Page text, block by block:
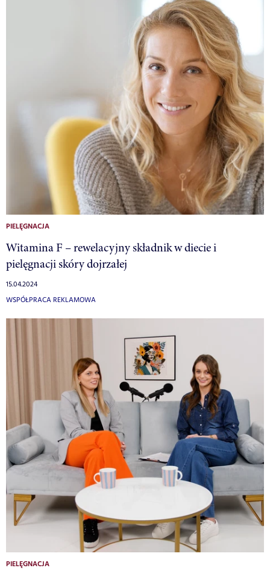
PIELĘGNACJA
Witamina F – rewelacyjny składnik w diecie i
pielęgnacji skóry dojrzałej
15.04.2024
WSPÓŁPRACA REKLAMOWA
PIELĘGNACJA